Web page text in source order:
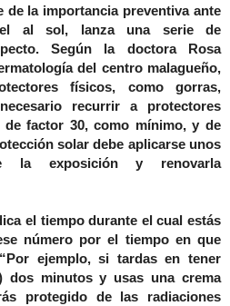
de la importancia preventiva ante
al sol, lanza una serie de
Según la doctora Rosa
del centro malagueño,
físicos, como gorras,
recurrir a protectores
factor 30, como mínimo, y de
solar debe aplicarse unos
la exposición y renovarla
el tiempo durante el cual estás
número por el tiempo en que
ejemplo, si tardas en tener
dos minutos y usas una crema
protegido de las radiaciones